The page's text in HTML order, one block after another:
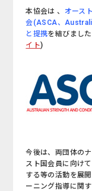
本協会は 、
オース
会(ASCA、
と提携を結びまし
イト)
今後は、両団体の
スト国会員に向け
する等の活動を展
ーニング指導に関